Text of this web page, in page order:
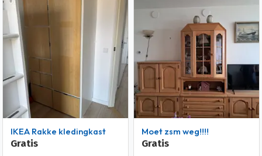
IKEA Rakke kledingkast
Gratis
Moet zsm weg!!!!
Gratis